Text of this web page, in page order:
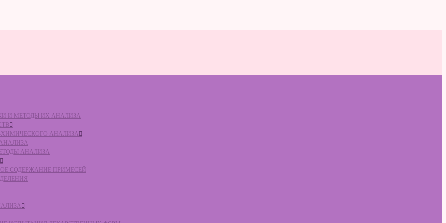
И МЕТОДЫ ИХ АНАЛИЗА
ХИМИЧЕСКОГО АНАЛИЗА
АНАЛИЗА
АНАЛИЗА
СОДЕРЖАНИЕ ПРИМЕСЕЙ